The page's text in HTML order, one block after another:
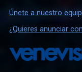
Únete a nuestro
¿Quieres anunciar